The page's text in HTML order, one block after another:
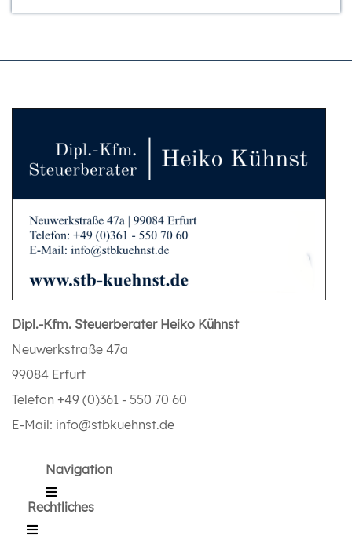
Dipl.-Kfm. Steuerberater Heiko Kühnst
Neuwerkstraße 47a
99084 Erfurt
Telefon +49 (0)361 - 550 70 60
E-Mail: info@stbkuehnst.de
Navigation
Rechtliches